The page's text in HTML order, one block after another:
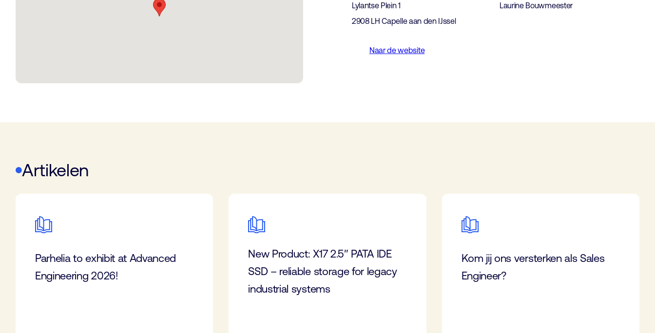
Lylantse Plein 1
2908 LH Capelle aan den IJssel
Laurine Bouwmeester
Naar de website
Artikelen
Parhelia to exhibit at Advanced
Engineering 2026!
New Product: X17 2.5″ PATA IDE
SSD – reliable storage for legacy
industrial systems
Kom jij ons versterken als Sales
Engineer?